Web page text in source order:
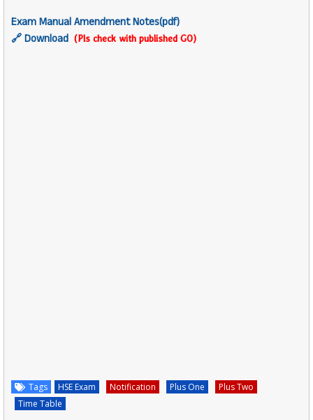
Exam Manual Amendment Notes(pdf)
🔗Download (Pls check with published GO)
Tags HSE Exam Notification Plus One
Plus Two
Time Table